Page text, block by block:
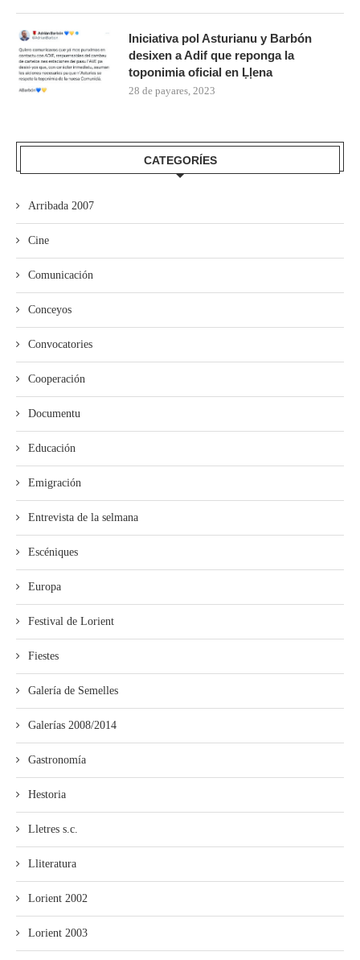
Iniciativa pol Asturianu y Barbón
desixen a Adif que reponga la
toponimia oficial en Ḷḷena
28 de payares, 2023
CATEGORÍES
Arribada 2007
Cine
Comunicación
Conceyos
Convocatories
Cooperación
Documentu
Educación
Emigración
Entrevista de la selmana
Escéniques
Europa
Festival de Lorient
Fiestes
Galería de Semelles
Galerías 2008/2014
Gastronomía
Hestoria
Lletres s.c.
Lliteratura
Lorient 2002
Lorient 2003